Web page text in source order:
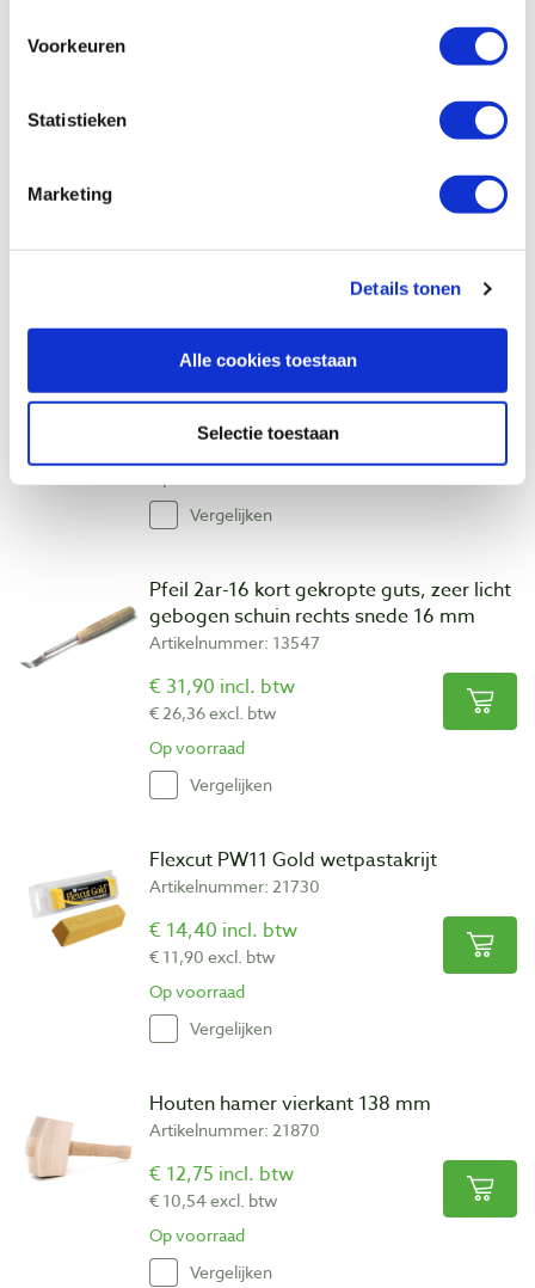
Voorkeuren
Statistieken
Marketing
Details tonen
Alle cookies toestaan
Selectie toestaan
Pfeil 2ar-8 kort gekropte guts, zeer licht
Vergelijken
Pfeil 2ar-12 kort gekropte guts, zeer licht
gebogen schuin rechts snede 12 mm
Artikelnummer: 13546
€ 26,36 excl. btw
Vergelijken
Pfeil 2ar-16 kort gekropte guts, zeer licht
gebogen schuin rechts snede 16 mm
Artikelnummer: 13547
€ 31,90 incl. btw
€ 26,36 excl. btw
Op voorraad
Vergelijken
Flexcut PW11 Gold wetpastakrijt
Artikelnummer: 21730
€ 14,40 incl. btw
€ 11,90 excl. btw
Op voorraad
Vergelijken
Houten hamer vierkant 138 mm
Artikelnummer: 21870
€ 12,75 incl. btw
€ 10,54 excl. btw
Op voorraad
Vergelijken